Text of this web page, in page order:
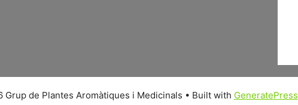
Grup de Plantes Aromàtiques i Medicinals • Built with GeneratePress